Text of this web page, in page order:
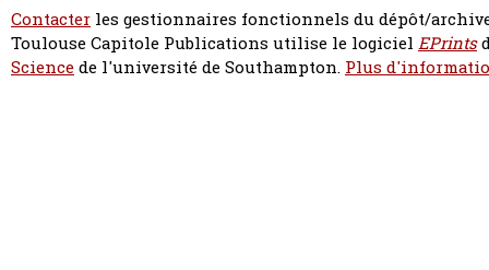
Contacter les gestionnaires fonctionnels du dépôt/
Toulouse Capitole Publications utilise le logiciel EPrints
Sciencede l'université de Southampton. Plus